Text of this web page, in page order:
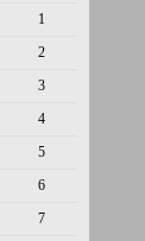
1
2
3
4
5
6
7